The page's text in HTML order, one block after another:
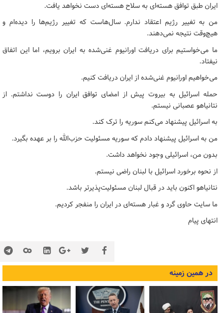
ایران طبق توافق هسته‌ای به سلاح هسته‌ای دست نخواهد یافت.
من به تغییر رژیم اعتقاد ندارم. سال‌هاست که تغییر رژیم‌ها را دیده‌ام و
هیچ‌وقت نتیجه نمی‌دهند.
ما می‌خواستیم برای دریافت اورانیوم غنی‌شده به ایران برویم، اما این اتفاق
نیفتاد.
می‌خواهیم اورانیوم غنی‌شده از ایران دریافت کنیم.
حمله اسرائیل به بیروت پیش از امضای توافق ایران را دوست نداشتم. از
نتانیاهو عصبانی نیستم.
به اسرائیل پیشنهاد می‌کنم سوریه را ترک کند.
من به اسرائیل پیشنهاد دادم که سوریه مسئولیت حزب‌الله را بر عهده بگیرد.
بدون من، اسرائیلی وجود نخواهد داشت.
از نحوه برخورد اسرائیل با لبنان راضی نیستم.
نتانیاهو اکنون باید در قبال لبنان مسئولیت‌پذیرتر باشد.
ما سایت حاوی گرد و غبار هسته‌ای در ایران را منفجر کردیم.
انتهای پیام
در همین زمینه